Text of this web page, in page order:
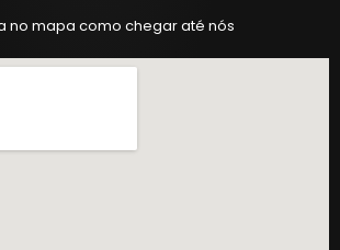
no mapa como chegar até nós